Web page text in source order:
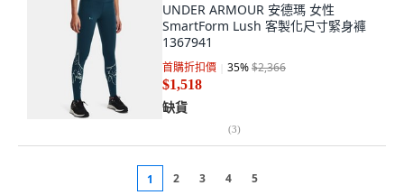
UNDER ARMOUR 安德瑪 女性
SmartForm Lush 客製化尺寸緊身褲
1367941
首購折扣價 35%$2,366
$1,518
缺貨
(3)
1 2 3 4 5